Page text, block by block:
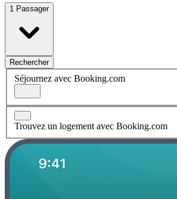
1 Passager
Rechercher
Séjournez avec Booking.com
Trouvez un logement avec Booking.com